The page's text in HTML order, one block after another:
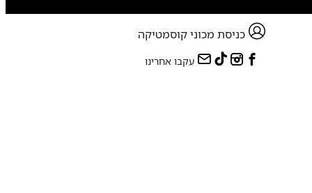
כניסת מכוני קוסמטיקה
עקבו אחרינו